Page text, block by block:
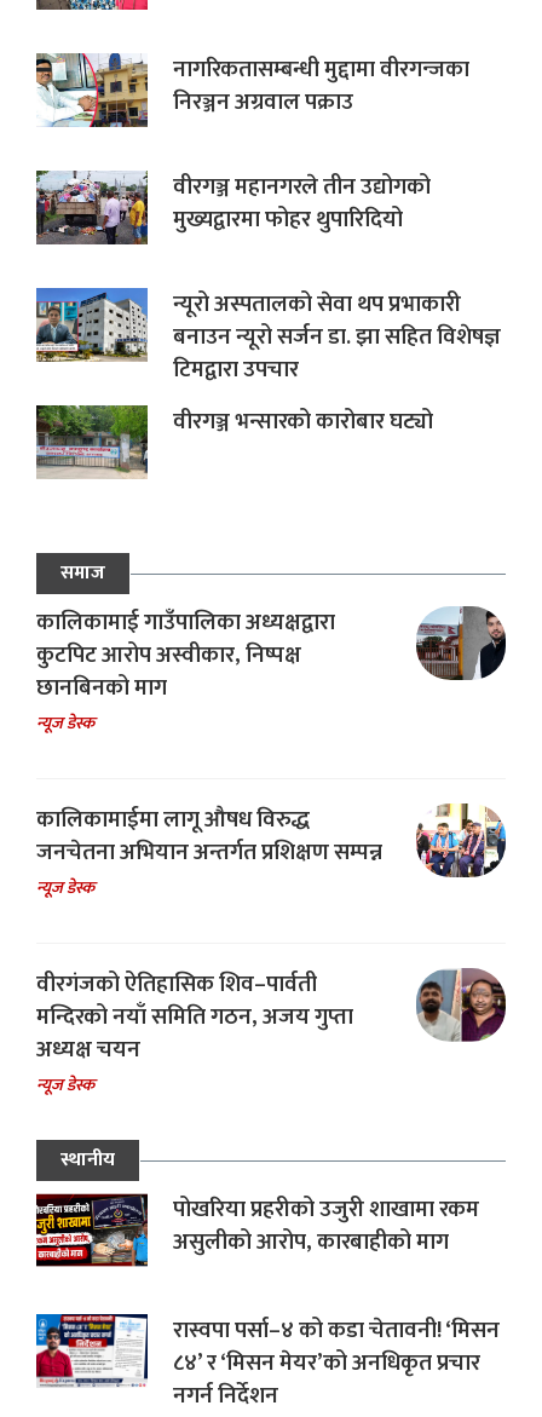
नागरिकतासम्बन्धी मुद्दामा वीरगन्जका
निरञ्जन अग्रवाल पक्राउ
वीरगञ्ज महानगरले तीन उद्योगको
मुख्यद्वारमा फोहर थुपारिदियो
न्यूरो अस्पतालको सेवा थप प्रभाकारी
बनाउन न्यूरो सर्जन डा. झा सहित विशेषज्ञ
टिमद्वारा उपचार
वीरगञ्ज भन्सारको कारोबार घट्यो
समाज
कालिकामाई गाउँपालिका अध्यक्षद्वारा
कुटपिट आरोप अस्वीकार, निष्पक्ष
छानबिनको माग
न्यूज डेस्क
कालिकामाईमा लागू औषध विरुद्ध
जनचेतना अभियान अन्तर्गत प्रशिक्षण सम्पन्न
न्यूज डेस्क
वीरगंजको ऐतिहासिक शिव–पार्वती
मन्दिरको नयाँ समिति गठन, अजय गुप्ता
अध्यक्ष चयन
न्यूज डेस्क
स्थानीय
पोखरिया प्रहरीको उजुरी शाखामा रकम
असुलीको आरोप, कारबाहीको माग
रास्वपा पर्सा–४ को कडा चेतावनी! ‘मिसन
८४’ र ‘मिसन मेयर’को अनधिकृत प्रचार
नगर्न निर्देशन